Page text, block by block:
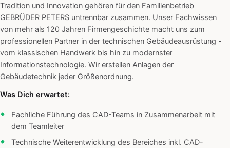
Tradition und Innovation gehören für den Familienbetrieb
GEBRÜDER PETERS untrennbar zusammen. Unser Fachwissen
von mehr als 120 Jahren Firmengeschichte macht uns zum
professionellen Partner in der technischen Gebäudeausrüstung -
vom klassischen Handwerk bis hin zu modernster
Informationstechnologie. Wir erstellen Anlagen der
Gebäudetechnik jeder Größenordnung.
Was Dich erwartet:
Fachliche Führung des CAD-Teams in Zusammenarbeit mit
dem Teamleiter
Technische Weiterentwicklung des Bereiches inkl. CAD-